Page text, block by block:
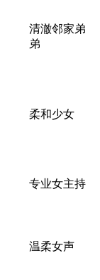
清澈邻家弟
弟
柔和少女
专业女主持
温柔女声